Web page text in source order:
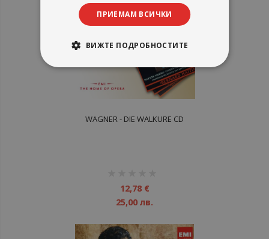
WAGNER - DIE WALKURE CD
12,78 €
25,00 лв.
ПРИЕМАМ ВСИЧКИ
ВИЖТЕ ПОДРОБНОСТИТЕ